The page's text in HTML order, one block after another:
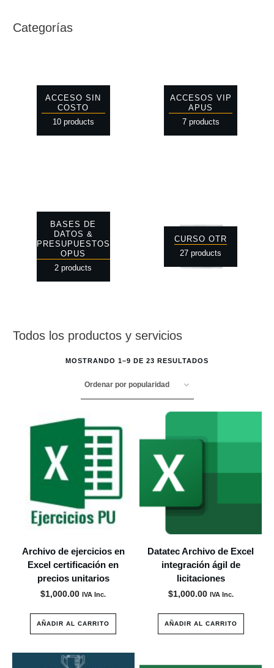
Categorías
ACCESO SIN
COSTO
10 products
ACCESOS VIP
APUS
7 products
BASES DE
DATOS &
PRESUPUESTOS
OPUS
2 products
CURSO OTR
27 products
Todos los productos y servicios
MOSTRANDO 1–9 DE 23 RESULTADOS
Archivo de ejercicios en
Excel certificación en
precios unitarios
$1,000.00 IVA Inc.
AÑADIR AL CARRITO
Datatec Archivo de Excel
integración ágil de
licitaciones
$1,000.00 IVA Inc.
AÑADIR AL CARRITO